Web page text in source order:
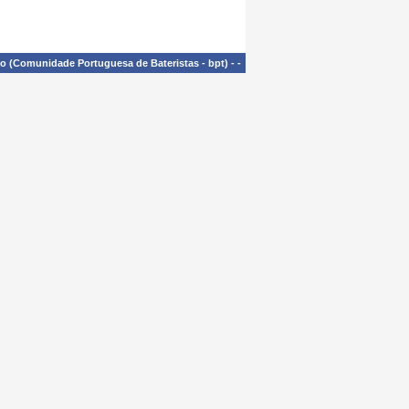
(Comunidade Portuguesa de Bateristas - bpt) - -